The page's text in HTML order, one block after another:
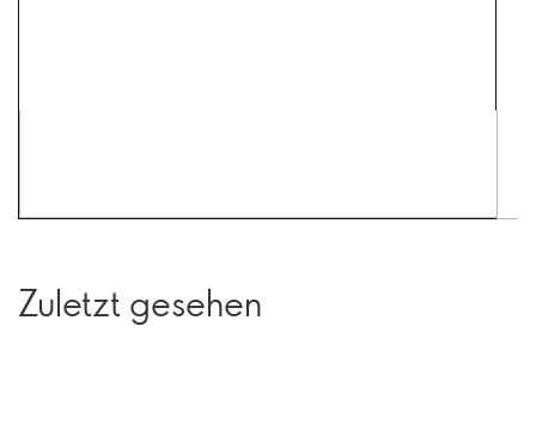
Zuletzt gesehen